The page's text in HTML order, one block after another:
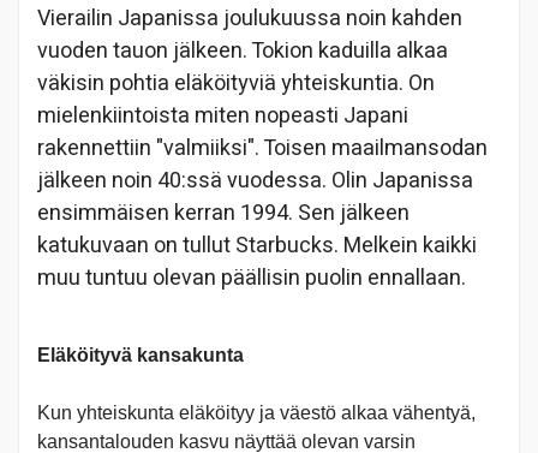
Vierailin Japanissa joulukuussa noin kahden
vuoden tauon jälkeen. Tokion kaduilla alkaa
väkisin pohtia eläköityviä yhteiskuntia. On
mielenkiintoista miten nopeasti Japani
rakennettiin "valmiiksi". Toisen maailmansodan
jälkeen noin 40:ssä vuodessa. Olin Japanissa
ensimmäisen kerran 1994. Sen jälkeen
katukuvaan on tullut Starbucks. Melkein kaikki
muu tuntuu olevan päällisin puolin ennallaan.
Eläköityvä kansakunta
Kun yhteiskunta eläköityy ja väestö alkaa vähentyä,
kansantalouden kasvu näyttää olevan varsin